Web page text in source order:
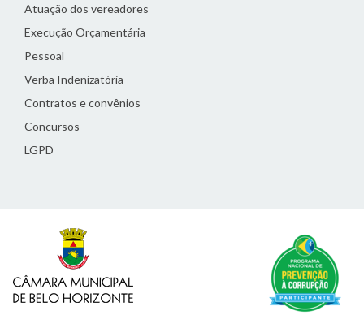
Atuação dos vereadores
Execução Orçamentária
Pessoal
Verba Indenizatória
Contratos e convênios
Concursos
LGPD